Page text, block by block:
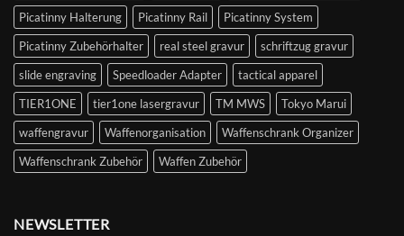
Picatinny Halterung
Picatinny Rail
Picatinny System
Picatinny Zubehörhalter
real steel gravur
schriftzug gravur
slide engraving
Speedloader Adapter
tactical apparel
TIER1ONE
tier1one lasergravur TM MWS
Tokyo Marui
waffengravur
Waffenorganisation
Waffenschrank Organizer
Waffenschrank Zubehör
Waffen Zubehör
NEWSLETTER